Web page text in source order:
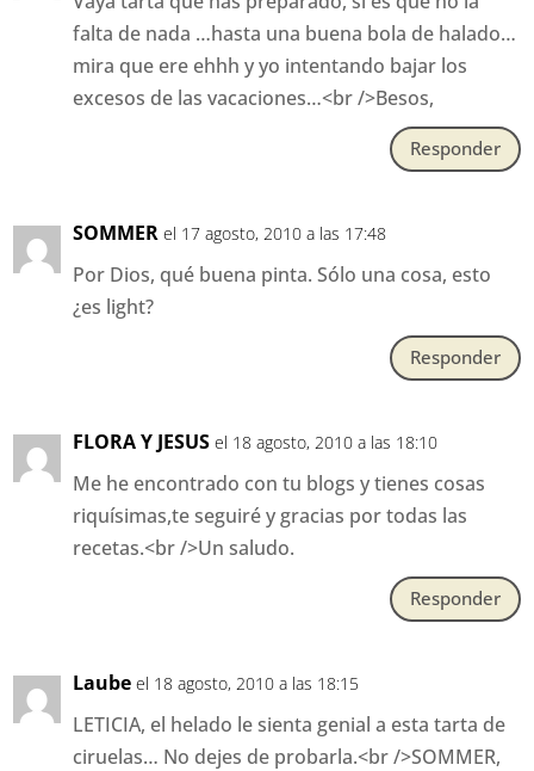
falta de nada …hasta una buena bola de halado…
mira que ere ehhh y yo intentando bajar los
excesos de las vacaciones…<br />Besos,
Responder
SOMMER el 17 agosto, 2010 a las 17:48
Por Dios, qué buena pinta. Sólo una cosa, esto
¿es light?
Responder
FLORA Y JESUS el 18 agosto, 2010 a las 18:10
Me he encontrado con tu blogs y tienes cosas
riquísimas,te seguiré y gracias por todas las
recetas.<br />Un saludo.
Responder
Laube el 18 agosto, 2010 a las 18:15
LETICIA, el helado le sienta genial a esta tarta de
ciruelas… No dejes de probarla.<br />SOMMER,